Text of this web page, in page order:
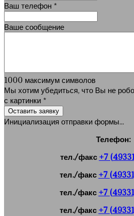
Ваш телефон *
Ваше сообщение
1000 максимум символов
Мы хотим убедиться, что Вы не
с картинки *
Оставить заявку
Инициализация отправки формы...
Телефон:
тел./факс +7
тел./факс +7
тел./факс +7
тел./факс +7